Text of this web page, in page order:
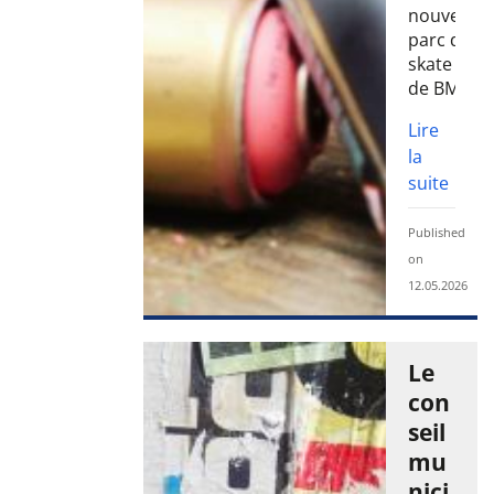
nouveau
parc de
skate et
de BMX
Lire
la
suite
Published
on
12.05.2026
Le
con
seil
mu